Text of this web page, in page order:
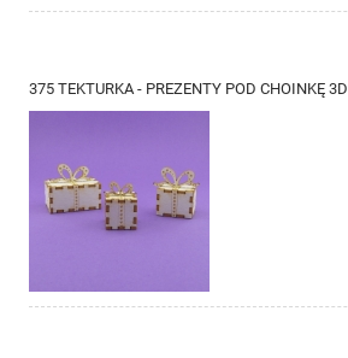
375 TEKTURKA - PREZENTY POD CHOINKĘ 3D